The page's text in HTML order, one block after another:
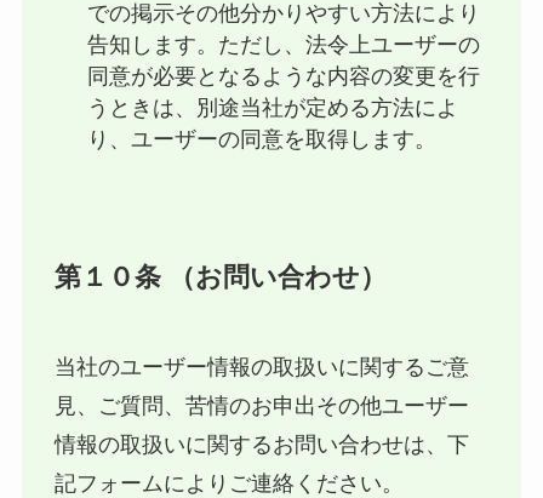
での掲示その他分かりやすい方法により
告知します。ただし、法令上ユーザーの
同意が必要となるような内容の変更を行
うときは、別途当社が定める方法によ
り、ユーザーの同意を取得します。
第１０条 （お問い合わせ）
当社のユーザー情報の取扱いに関するご意
見、ご質問、苦情のお申出その他ユーザー
情報の取扱いに関するお問い合わせは、下
記フォームによりご連絡ください。